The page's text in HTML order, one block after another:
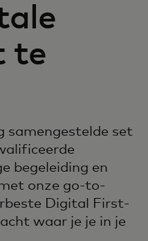
te
samengestelde set
begeleiding en
onze go-to-
Digital First-
waar je je in je